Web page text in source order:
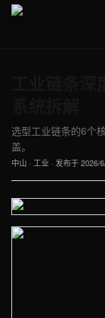
选型工业链条的6个
盖。
中山 · 工业 · 发布于2026/